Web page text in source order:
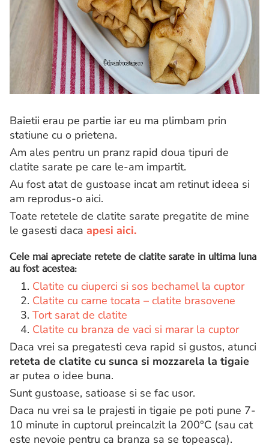
Baietii erau pe partie iar eu ma plimbam prin
statiune cu o prietena.
Am ales pentru un pranz rapid doua tipuri de
clatite sarate pe care le-am impartit.
Au fost atat de gustoase incat am retinut ideea si
am reprodus-o aici.
Toate retetele de clatite sarate pregatite de mine
le gasesti daca apesi aici.
Cele mai apreciate retete de clatite sarate in ultima luna
au fost acestea:
1. Clatite cu ciuperci si sos bechamel la cuptor
2. Clatite cu carne tocata – clatite brasovene
3. Tort sarat de clatite
4. Clatite cu branza de vaci si marar la cuptor
Daca vrei sa pregatesti ceva rapid si gustos, atunci
reteta de clatite cu sunca si mozzarela la tigaie
ar putea o idee buna.
Sunt gustoase, satioase si se fac usor.
Daca nu vrei sa le prajesti in tigaie pe poti pune 7-
10 minute in cuptorul preincalzit la 200°C (sau cat
este nevoie pentru ca branza sa se topeasca).